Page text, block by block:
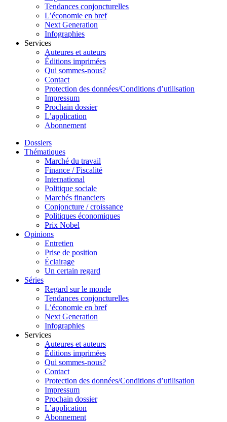
Tendances conjoncturelles
L’économie en bref
Next Generation
Infographies
Services
Auteures et auteurs
Éditions imprimées
Qui sommes-nous?
Contact
Protection des données/Conditions d’utilisation
Impressum
Prochain dossier
L’application
Abonnement
Dossiers
Thématiques
Marché du travail
Finance / Fiscalité
International
Politique sociale
Marchés financiers
Conjoncture / croissance
Politiques économiques
Prix Nobel
Opinions
Entretien
Prise de position
Éclairage
Un certain regard
Séries
Regard sur le monde
Tendances conjoncturelles
L’économie en bref
Next Generation
Infographies
Services
Auteures et auteurs
Éditions imprimées
Qui sommes-nous?
Contact
Protection des données/Conditions d’utilisation
Impressum
Prochain dossier
L’application
Abonnement